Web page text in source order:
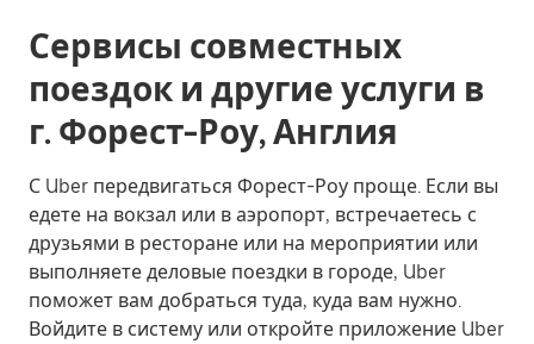
Сервисы совместных
поездок и другие услуги в
г. Форест-Роу, Англия
С Uber передвигаться Форест-Роу проще. Если вы
едете на вокзал или в аэропорт, встречаетесь с
друзьями в ресторане или на мероприятии или
выполняете деловые поездки в городе, Uber
поможет вам добраться туда, куда вам нужно.
Войдите в систему или откройте приложение Uber